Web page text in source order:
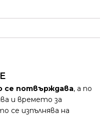
се потвърждава, а по
и времето за
се изпълнява на